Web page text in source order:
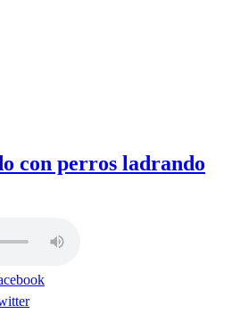
con perros ladrando